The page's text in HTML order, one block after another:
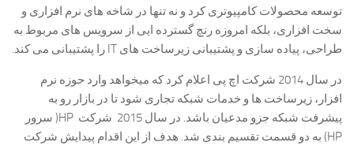
توسعه محصولات کامپیوتری کرد و نه تنها در شاخه های نرم افزاری و
سخت افزاری، بلکه امروزه رنچ گسترده ایی از سرویس های مربوط به
طراحی، پیاده سازی و پشتیبانی زیرساخت های IT را پشتیبانی می کند.
در سال 2014 شرکت اچ پی اعلام کرد که میخواهد وارد حوزه نرم
افزار، زیرساخت ها و خدمات شبکه تجاری شود تا در بازار رو به
پیشرفت شبکه جزو مدعیان باشد. در سال 2015 شرکت HP( سرور
HP) به دو قسمت تقسیم بندی شد. هدف از این اقدام پیدایش شرکت